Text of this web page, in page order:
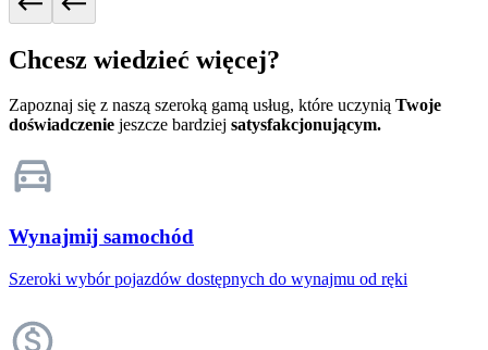
Chcesz wiedzieć więcej?
Zapoznaj się z naszą szeroką gamą usług, które uczynią Twoje
doświadczenie jeszcze bardziej satysfakcjonującym.
Wynajmij samochód
Szeroki wybór pojazdów dostępnych do wynajmu od ręki